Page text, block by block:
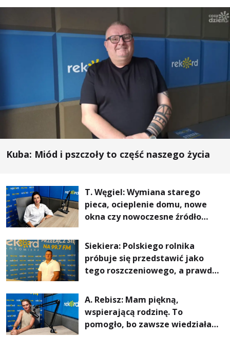
Kuba: Miód i pszczoły to część naszego życia
T. Węgiel: Wymiana starego
pieca, ocieplenie domu, nowe
okna czy nowoczesne źródło
rachunki za energię, lepszy
komfort życia i... czystsze
powietrze
Siekiera: Polskiego rolnika
próbuje się przedstawić jako
tego roszczeniowego, a prawda
A. Rebisz: Mam piękną,
wspierającą rodzinę. To
pomogło, bo zawsze wiedziałam,